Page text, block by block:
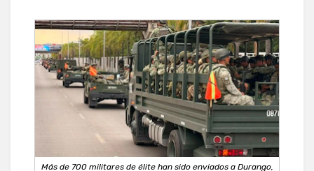
Más de 700 militares de élite han sido enviados a Durango,